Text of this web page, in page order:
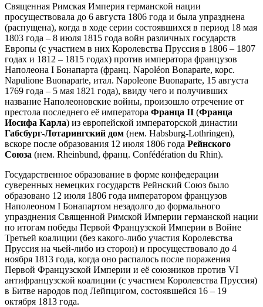
Священная Римская Империя германской нации
просуществовала до 6 августа 1806 года и была упразднена
(распущена), когда в ходе серии состоявшихся в период 18 мая
1803 года – 8 июля 1815 года войн различных государств
Европы (с участием в них Королевства Пруссия в 1806 – 1807
годах и 1812 – 1815 годах) против императора французов
Наполеона I Бонапарта (франц. Napoléon Bonaparte, корс.
Napulione Buonaparte, итал. Napoleone Buonaparte, 15 августа
1769 года – 5 мая 1821 года), ввиду чего и получивших
название Наполеоновские войны, произошло отречение от
престола последнего её императора Франца II (Франца
Иосифа Карла) из европейской императорской династии
Габсбург-Лотарингский дом (нем. Habsburg-Lothringen),
вскоре после образования 12 июля 1806 года Рейнского
Союза (нем. Rheinbund, франц. Confédération du Rhin).
Государственное образование в форме конфедерации
суверенных немецких государств Рейнский Союз было
образовано 12 июля 1806 года императором французов
Наполеоном I Бонапартом незадолго до формального
упразднения Священной Римской Империи германской нации
по итогам победы Первой Французской Империи в Войне
Третьей коалиции (без какого-либо участия Королевства
Пруссия на чьей-либо из сторон) и просуществовало до 4
ноября 1813 года, когда оно распалось после поражения
Первой Французской Империи и её союзников против VI
антифранцузской коалиции (с участием Королевства Пруссия)
в Битве народов под Лейпцигом, состоявшейся 16 – 19
октября 1813 года.